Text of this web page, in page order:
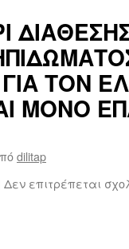
ΤΟΝ
ΜΟΝΟ
dilitap
Δεν επιτρέπεται